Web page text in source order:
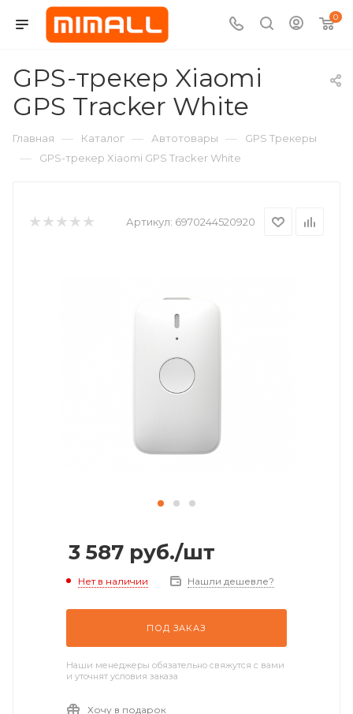
0
GPS-трекер Xiaomi
GPS Tracker White
Главная — Каталог — Автотовары — GPS Трекеры
— GPS-трекер Xiaomi GPS Tracker White
Артикул: 6970244520920
3 587 руб./шт
Нет в наличии Нашли дешевле?
ПОД ЗАКАЗ
Наши менеджеры обязательно свяжутся с вами
и уточнят условия заказа
Хочу в подарок